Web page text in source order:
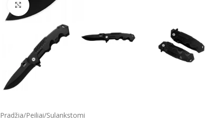
Spustelėkite, kad padidintumėte
Pradžia/Peiliai/Sulankstomi